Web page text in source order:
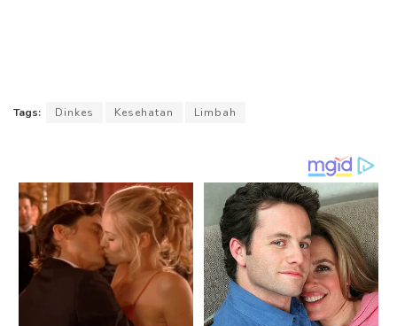
Tags: Dinkes Kesehatan Limbah